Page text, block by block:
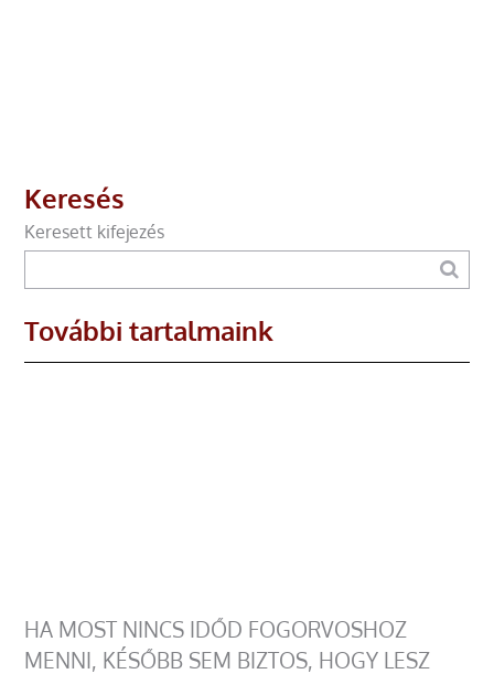
Keresés
Keresett kifejezés
További tartalmaink
HA MOST NINCS IDŐD FOGORVOSHOZ
MENNI, KÉSŐBB SEM BIZTOS, HOGY LESZ